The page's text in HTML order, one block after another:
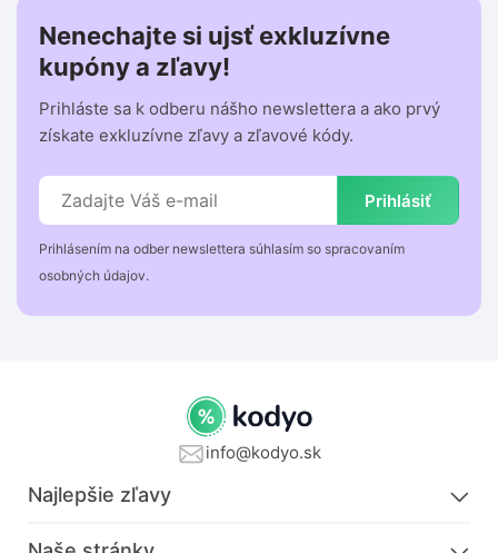
Nenechajte si ujsť exkluzívne
kupóny a zľavy!
Prihláste sa k odberu nášho newslettera a ako prvý
získate exkluzívne zľavy a zľavové kódy.
Prihlásiť
Prihlásením na odber newslettera súhlasím so spracovaním
osobných údajov.
info@kodyo.sk
Najlepšie zľavy